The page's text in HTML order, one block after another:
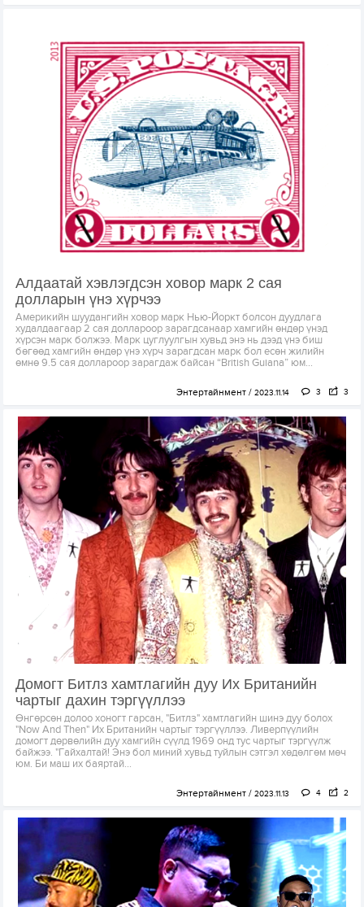
Алдаатай хэвлэгдсэн ховор марк 2 сая
долларын үнэ хүрчээ
Америкийн шуудангийн ховор марк Нью-Йоркт болсон дуудлага
худалдаагаар 2 сая доллароор зарагдсанаар хамгийн өндөр үнэд
хүрсэн марк болжээ. Марк цуглуулгын хувьд энэ нь дээд үнэ биш
бөгөөд хамгийн өндөр үнэ хүрч зарагдсан марк бол есөн жилийн
өмнө 9.5 сая доллароор зарагдаж байсан “British Guiana” юм...
Энтертайнмент 2023.11.14 3 3
Домогт Битлз хамтлагийн дуу Их Британийн
чартыг дахин тэргүүллээ
Өнгөрсөн долоо хоногт гарсан, "Битлз" хамтлагийн шинэ дуу болох
"Now And Then" Их Британийн чартыг тэргүүллээ. Ливерпүүлийн
домогт дөрвөлийн дуу хамгийн сүүлд 1969 онд тус чартыг тэргүүлж
байжээ. "Гайхалтай! Энэ бол миний хувьд туйлын сэтгэл хөдөлгөм мөч
юм. Би маш их баяртай...
Энтертайнмент 2023.11.13 4 2